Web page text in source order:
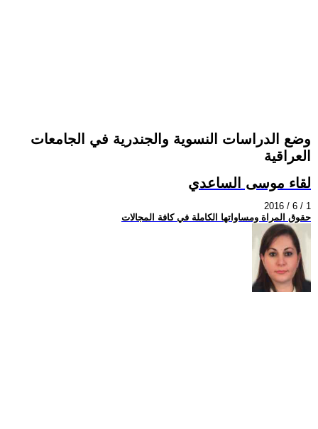
وضع الدراسات النسوية والجندرية في الجامعات
العراقية
لقاء موسى الساعدي
2016 / 6 / 1
حقوق المراة ومساواتها الكاملة في كافة المجالات